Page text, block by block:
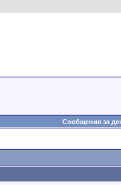
Сообщения за